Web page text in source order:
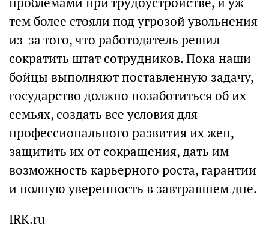
тем более стояли под угрозой увольнения
из-за того, что работодатель решил
сократить штат сотрудников. Пока наши
бойцы выполняют поставленную задачу,
государство должно позаботиться об их
семьях, создать все условия для
профессионального развития их жен,
защитить их от сокращения, дать им
возможность карьерного роста, гарантии
и полную уверенность в завтрашнем дне.
IRK.ru